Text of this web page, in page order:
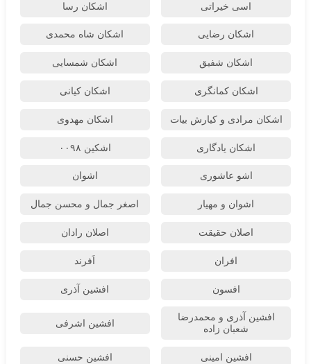
اسی خیراتی اشکان رسا
اشکان رضایی اشکان شاه محمدی
اشکان شفیق اشکان شمسایی
اشکان‌ کمانگری اشکان کیانی
اشکان مرادی و کیارش بیات اشکان مهدوی
اشکان یادگاری اشکین ۰۰۹۸
اشو عاشوری اشوان
اشوان و مهیار اصغر جمال و محسن جمال
اصلان حقیقت اصلان رادان
افران اَفرند
افسون افشین آذری
افشین آذری و محمدرضا
شعبان زاده
افشین اشرفی
افشین امینی افشین حسنی